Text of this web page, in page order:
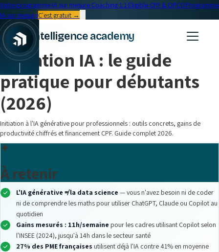
Votre programme IA sur mesure·Coaching 1:1·Éligible CPF & OPCOProgramme
IA sur mesureC'est gratuit →
intelligence academy
← Blog
Formation IA• 13 min read
Initiation IA : le guide
pratique pour débutants
(2026)
Initiation à l'IA générative pour professionnels : outils concrets, gains de
productivité chiffrés et financement CPF. Guide complet 2026.
À retenir
L'IA générative ≠ la data science — vous n'avez besoin ni de coder
ni de comprendre les maths pour utiliser ChatGPT, Claude ou Copilot au
quotidien
Gains mesurés : 11h/semaine pour les cadres utilisant Copilot selon
l'INSEE (2024), jusqu'à 14h dans le secteur santé
27% des PME françaises utilisent déjà l'IA contre 41% en moyenne